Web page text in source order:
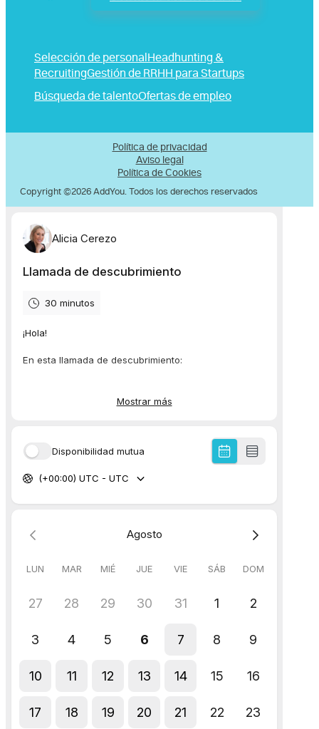
Selección de personal Headhunting &
RecruitingGestión de RRHH para Startups
Búsqueda de talentoOfertas de empleo
Política de privacidad
Aviso legal
Política de Cookies
Copyright ©2026 AddYou. Todos los derechos reservados